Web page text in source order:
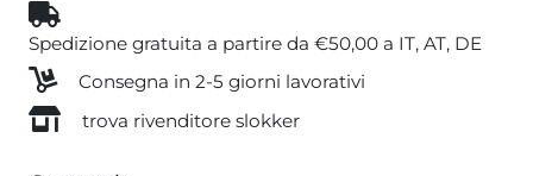
Spedizione gratuita a partire da €50,00 a IT, AT, DE
Consegna in 2-5 giorni lavorativi
trova rivenditore slokker